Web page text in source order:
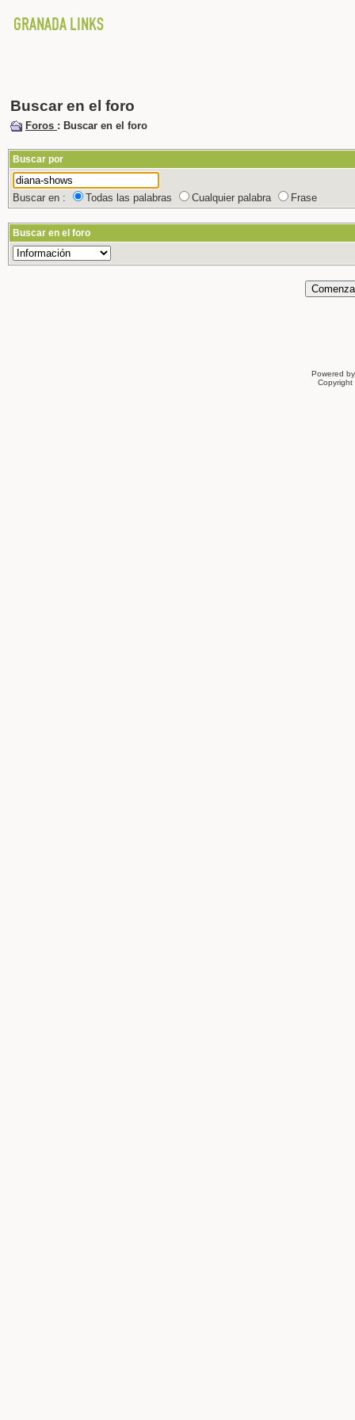
Buscar en el foro
Foros : Buscar en el foro
Buscar por
Buscar en : Todas las palabras Cualquier palabra Frase
Buscar en el foro
Powered